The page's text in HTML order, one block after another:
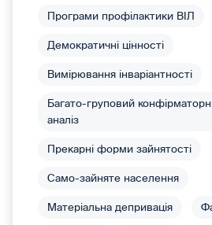
Програми профілактики ВІЛ
Демократичні цінності
Вимірювання інваріантності
Багато-груповий
аналіз
Прекарні форми зайнятості
Само-зайняте населення
Матеріальна депривація